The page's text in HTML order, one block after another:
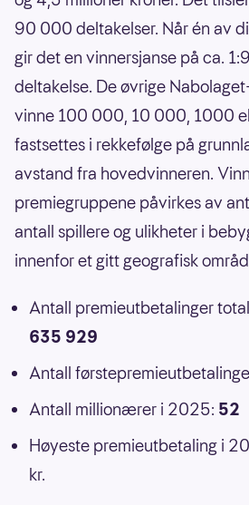
90 000 deltakelser. Når én av
gir det en vinnersjanse på ca.
deltakelse. De øvrige
vinne 100 000, 10 000, 1000
fastsettes i rekkefølge på
avstand fra hovedvinneren.
premiegruppene påvirkes av
antall spillere og ulikheter i
innenfor et gitt geografisk
Antall premieutbetalinger
635 929
Antall
Antall millionærer i 2025: 52
Høyeste premieutbetaling i
kr.